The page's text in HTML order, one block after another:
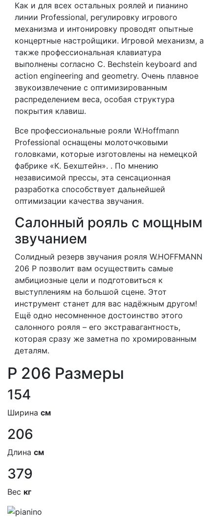
Как и для всех остальных роялей и пианино
линии Professional, регулировку игрового
механизма и интонировку проводят опытные
концертные настройщики. Игровой механизм, а
также профессиональная клавиатура
выполнены согласно C. Bechstein keyboard and
action engineering and geometry. Очень плавное
звукоизвлечение с оптимизированным
распределением веса, особая структура
покрытия клавиш.
Все профессиональные рояли W.Hoffmann
Professional оснащены молоточковыми
головками, которые изготовлены на немецкой
фабрике «К. Бехштейн». . По мнению
независимой прессы, эта сенсационная
разработка способствует дальнейшей
оптимизации качества звучания.
Салонный рояль с мощным
звучанием
Солидный резерв звучания рояля W.HOFFMANN
206 P позволит вам осуществить самые
амбициозные цели и подготовиться к
выступлениям на большой сцене. Этот
инструмент станет для вас надёжным другом!
Ещё одно несомненное достоинство этого
салонного рояля – его экстравагантность,
которая сразу же заметна по хромированным
деталям.
P 206 Размеры
154
Ширина см
206
Длина см
379
Вес кг